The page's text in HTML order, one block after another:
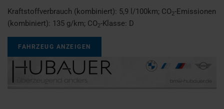
Kraftstoffverbrauch (kombiniert): 5,9 l/100km; CO2-Emissionen
(kombiniert): 135 g/km; CO2-Klasse: D
FAHRZEUG ANZEIGEN